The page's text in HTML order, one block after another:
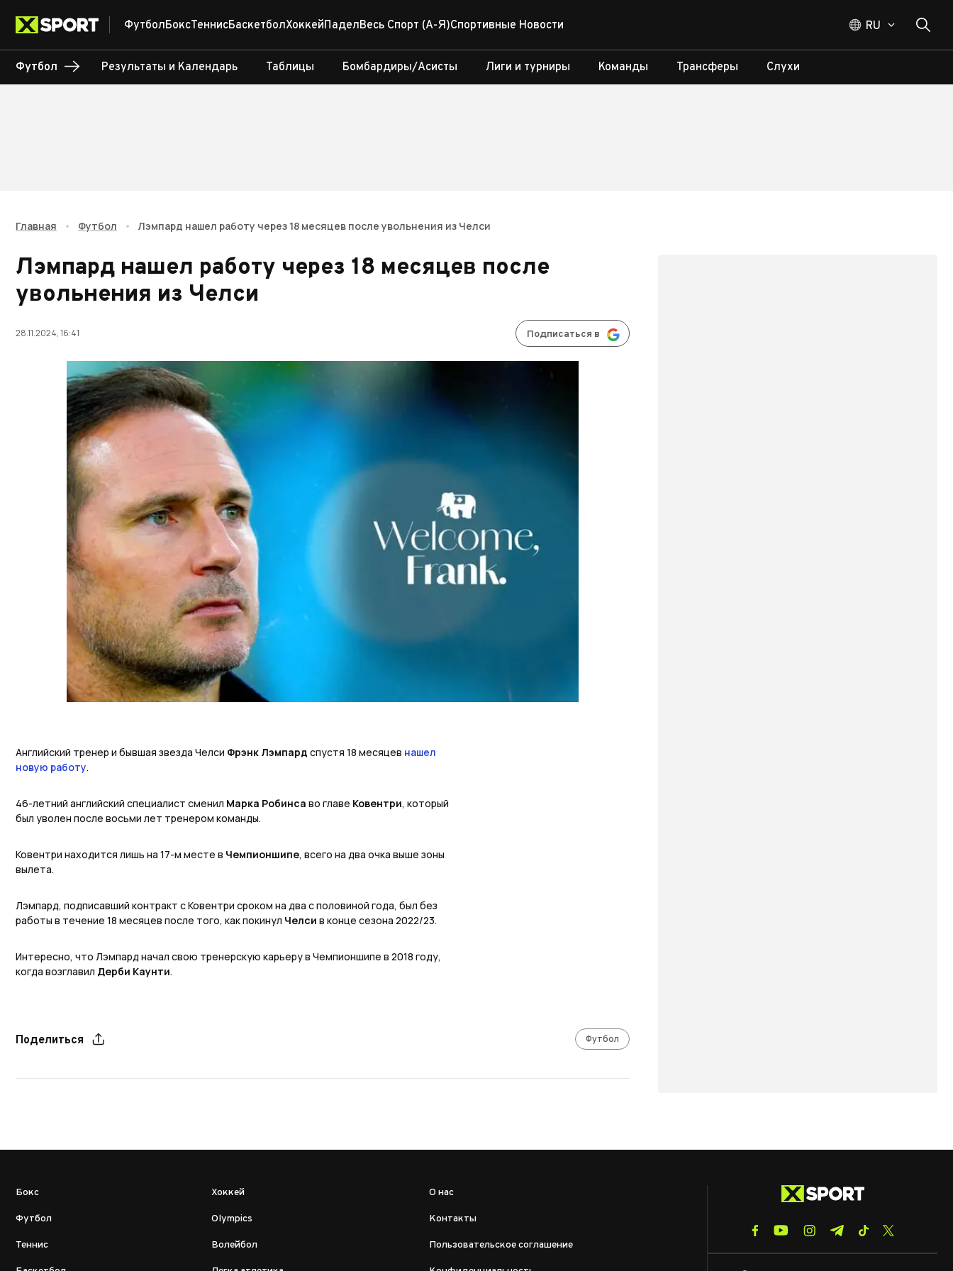
ФутболБоксТеннисБаскетболХоккейПаделВесь Спорт (А-Я)Спортивные Новости RU
Футбол Результаты и Календарь Таблицы Бомбардиры/Асисты Лиги и турниры Команды Трансферы Слухи
Главная • Футбол • Лэмпард нашел работу через 18 месяцев после увольнения из Челси
Лэмпард нашел работу через 18 месяцев после
увольнения из Челси
28.11.2024, 16:41 Подписаться в
Английский тренер и бывшая звезда Челси Фрэнк Лэмпард спустя 18 месяцев нашел
новую работу.
46-летний английский специалист сменил Марка Робинса во главе Ковентри, который
был уволен после восьми лет тренером команды.
Ковентри находится лишь на 17-м месте в Чемпионшипе, всего на два очка выше зоны
вылета.
Лэмпард, подписавший контракт с Ковентри сроком на два с половиной года, был без
работы в течение 18 месяцев после того, как покинул Челси в конце сезона 2022/23.
Интересно, что Лэмпард начал свою тренерскую карьеру в Чемпионшипе в 2018 году,
когда возглавил Дерби Каунти.
Поделиться Футбол
Бокс
Футбол
Теннис
Хоккей
Olympics
Волейбол
О нас
Контакты
Пользовательское соглашение